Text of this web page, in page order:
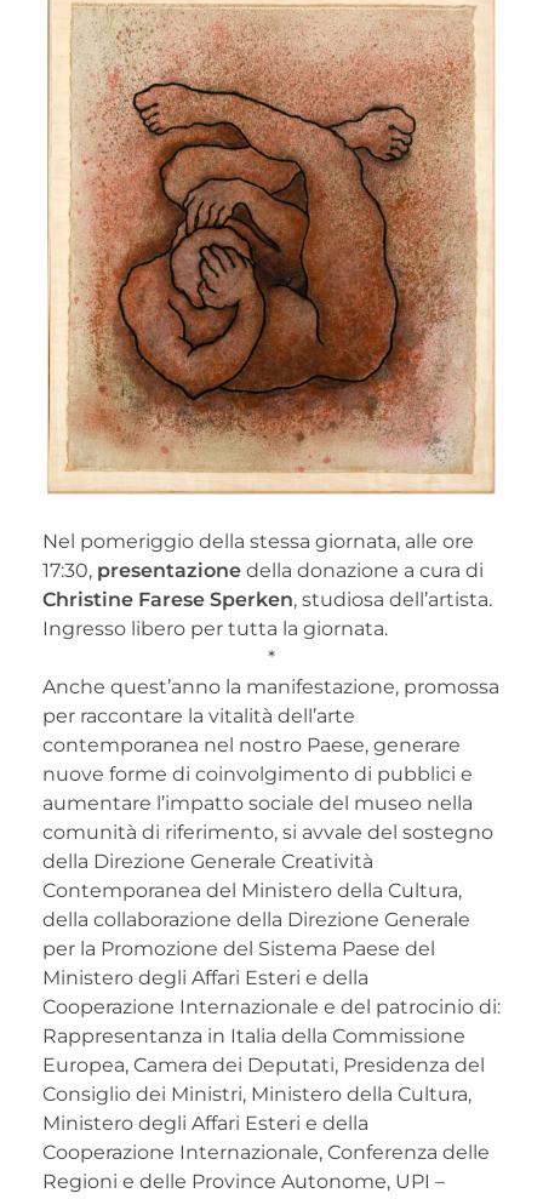
Nel pomeriggio della stessa giornata, alle ore
17:30, presentazione della donazione a cura di
Christine Farese Sperken, studiosa dell’artista.
Ingresso libero per tutta la giornata.
*
Anche quest’anno la manifestazione, promossa
per raccontare la vitalità dell’arte
contemporanea nel nostro Paese, generare
nuove forme di coinvolgimento di pubblici e
aumentare l’impatto sociale del museo nella
comunità di riferimento, si avvale del sostegno
della Direzione Generale Creatività
Contemporanea del Ministero della Cultura,
della collaborazione della Direzione Generale
per la Promozione del Sistema Paese del
Ministero degli Affari Esteri e della
Cooperazione Internazionale e del patrocinio di:
Rappresentanza in Italia della Commissione
Europea, Camera dei Deputati, Presidenza del
Consiglio dei Ministri, Ministero della Cultura,
Ministero degli Affari Esteri e della
Cooperazione Internazionale, Conferenza delle
Regioni e delle Province Autonome, UPI –